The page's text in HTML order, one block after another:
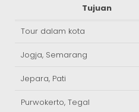
Tujuan
Tour dalam kota
Jogja, Semarang
Jepara, Pati
Purwokerto, Tegal